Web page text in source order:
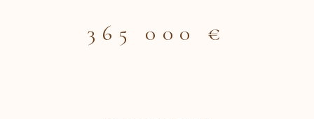
étage composée d'un palier desservant 2 chambres et une
salle d'eau avec wc. La deuxième entrée vous permettra
365 000 €